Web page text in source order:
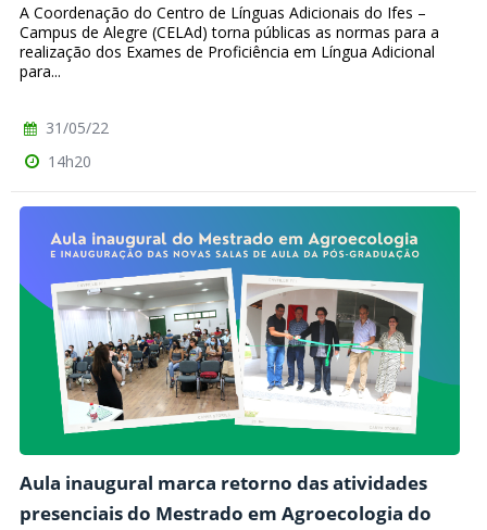
A Coordenação do Centro de Línguas Adicionais do Ifes –
Campus de Alegre (CELAd) torna públicas as normas para a
realização dos Exames de Proficiência em Língua Adicional
para...
31/05/22
14h20
Aula inaugural marca retorno das atividades
presenciais do Mestrado em Agroecologia do